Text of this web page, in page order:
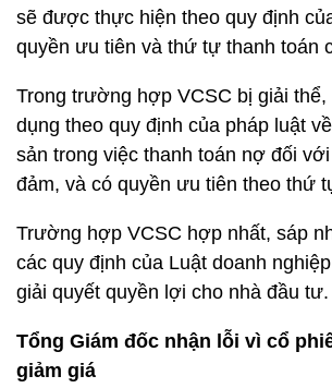
sẽ được thực hiện theo quy định
quyền ưu tiên và thứ tự thanh toán
Trong trường hợp VCSC bị giải thể,
dụng theo quy định của pháp luật
sản trong việc thanh toán nợ đối
đảm, và có quyền ưu tiên theo thứ
Trường hợp VCSC hợp nhất, sáp
các quy định của Luật doanh
giải quyết quyền lợi cho nhà đầu tư.
Tổng Giám đốc nhận lỗi vì cổ
giảm giá